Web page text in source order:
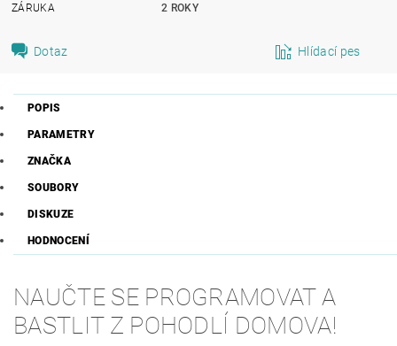
ZÁRUKA
2 ROKY
Dotaz Hlídací pes
POPIS
PARAMETRY
ZNAČKA
SOUBORY
DISKUZE
HODNOCENÍ
NAUČTE SE PROGRAMOVAT A
BASTLIT Z POHODLÍ DOMOVA!